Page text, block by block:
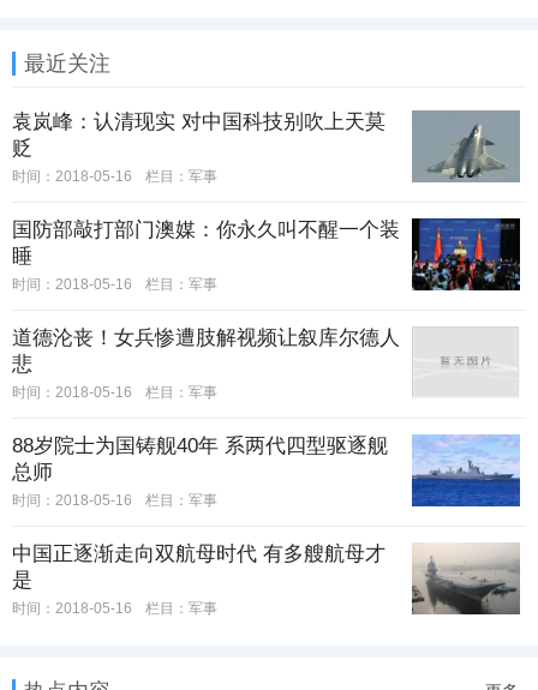
最近关注
袁岚峰：认清现实 对中国科技别吹上天莫
贬
时间：2018-05-16 栏目： 军事
国防部敲打部门澳媒：你永久叫不醒一个装
睡
时间：2018-05-16 栏目： 军事
道德沦丧！女兵惨遭肢解视频让叙库尔德人
悲
时间：2018-05-16 栏目： 军事
88岁院士为国铸舰40年 系两代四型驱逐舰
总师
时间：2018-05-16 栏目： 军事
中国正逐渐走向双航母时代 有多艘航母才
是
时间：2018-05-16 栏目： 军事